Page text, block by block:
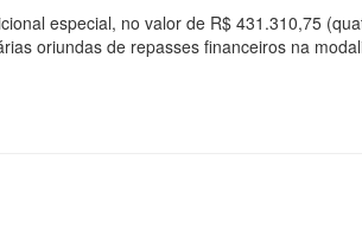
especial, no valor de R$ 431.310,75
oriundas de repasses financeiros na